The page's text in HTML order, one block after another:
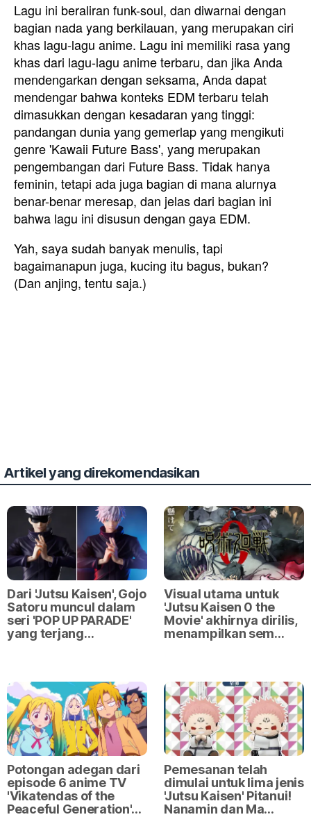
Lagu ini beraliran funk-soul, dan diwarnai dengan
bagian nada yang berkilauan, yang merupakan ciri
khas lagu-lagu anime. Lagu ini memiliki rasa yang
khas dari lagu-lagu anime terbaru, dan jika Anda
mendengarkan dengan seksama, Anda dapat
mendengar bahwa konteks EDM terbaru telah
dimasukkan dengan kesadaran yang tinggi:
pandangan dunia yang gemerlap yang mengikuti
genre 'Kawaii Future Bass', yang merupakan
pengembangan dari Future Bass. Tidak hanya
feminin, tetapi ada juga bagian di mana alurnya
benar-benar meresap, dan jelas dari bagian ini
bahwa lagu ini disusun dengan gaya EDM.
Yah, saya sudah banyak menulis, tapi
bagaimanapun juga, kucing itu bagus, bukan?
(Dan anjing, tentu saja.)
Artikel yang direkomendasikan
Dari 'Jutsu Kaisen', Gojo
Satoru muncul dalam
seri 'POP UP PARADE'
yang terjang…
Visual utama untuk
'Jutsu Kaisen 0 the
Movie' akhirnya dirilis,
menampilkan sem…
Potongan adegan dari
episode 6 anime TV
'Vikatendas of the
Peaceful Generation'…
Pemesanan telah
dimulai untuk lima jenis
'Jutsu Kaisen' Pitanui!
Nanamin dan Ma…